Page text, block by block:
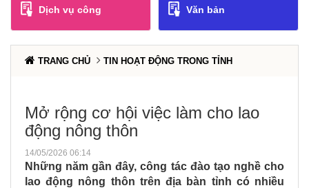
Dịch vụ công Văn bản
TRANG CHỦ TIN HOẠT ĐỘNG TRONG TỈNH
Mở rộng cơ hội việc làm cho lao
động nông thôn
14/05/2026 06:14
Những năm gần đây, công tác đào tạo nghề cho
lao động nông thôn trên địa bàn tỉnh có nhiều